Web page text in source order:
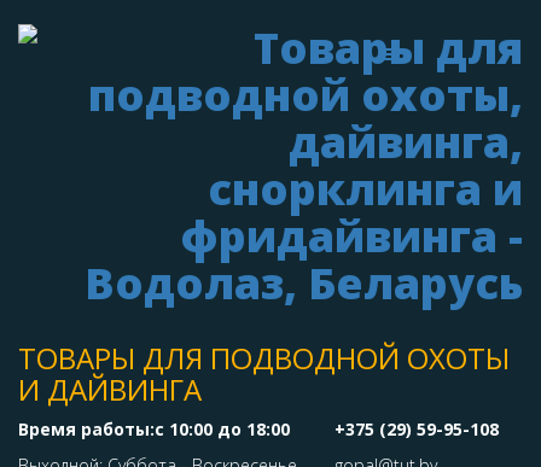
ТОВАРЫ ДЛЯ ПОДВОДНОЙ ОХОТЫ
И ДАЙВИНГА
Время работы:с 10:00 до 18:00
+375 (29) 59-95-108